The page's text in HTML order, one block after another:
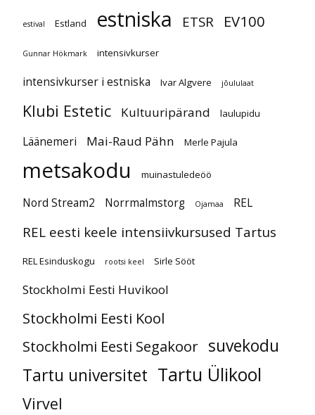
estival Estland estniska ETSR EV100
Gunnar Hökmark intensivkurser
intensivkurser i estniska Ivar Algvere jõululaat
Klubi Estetic Kultuuripärand laulupidu
Läänemeri Mai-Raud Pähn Merle Pajula
metsakodu muinastuledeöö
Nord Stream2 Norrmalmstorg Ojamaa REL
REL eesti keele intensiivkursused Tartus
REL Esinduskogu rootsi keel Sirle Sööt
Stockholmi Eesti Huvikool
Stockholmi Eesti Kool
Stockholmi Eesti Segakoor suvekodu
Tartu universitet Tartu Ülikool
Virvel